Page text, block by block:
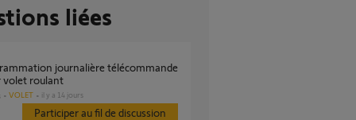
liées
volet roulant
VOLET il y a 14 jours
Participer au fil de discussion